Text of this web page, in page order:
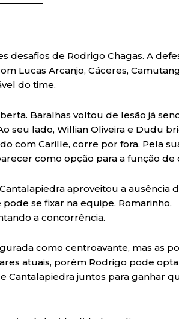
de Rodrigo Chagas. A
Lucas Arcanjo, Cáceres,
do time.
Baralhas voltou de lesão já
seu lado, Willian Oliveira e Dudu
com Carille, corre por fora. Pela
como opção para a função de
aproveitou a ausência
se fixar na equipe. Romarinho,
a concorrência.
como centroavante, mas as
atuais, porém Rodrigo pode
Cantalapiedra juntos para ganhar